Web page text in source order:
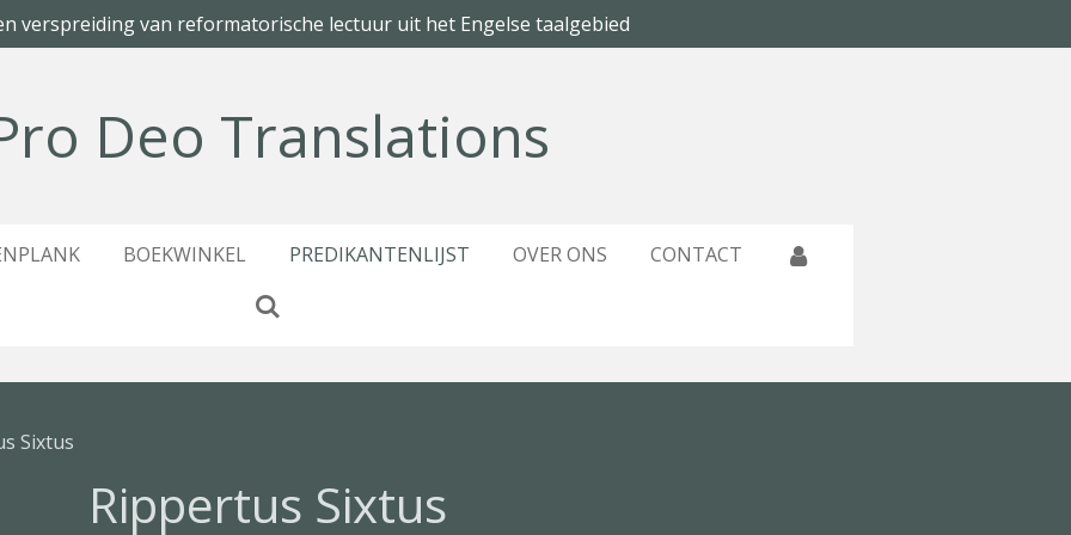
verspreiding van reformatorische lectuur uit het Engelse taalgebied
Deo Translations
BOEKWINKEL PREDIKANTENLIJST OVER ONS CONTACT
Sixtus
Rippertus Sixtus